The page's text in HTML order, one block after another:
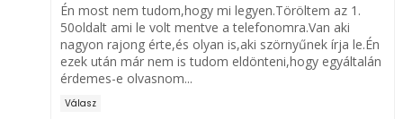
Én most nem tudom,hogy mi legyen.Töröltem az 1.
50oldalt ami le volt mentve a telefonomra.Van aki
nagyon rajong érte,és olyan is,aki szörnyűnek írja le.Én
ezek után már nem is tudom eldönteni,hogy egyáltalán
érdemes-e olvasnom...
Válasz